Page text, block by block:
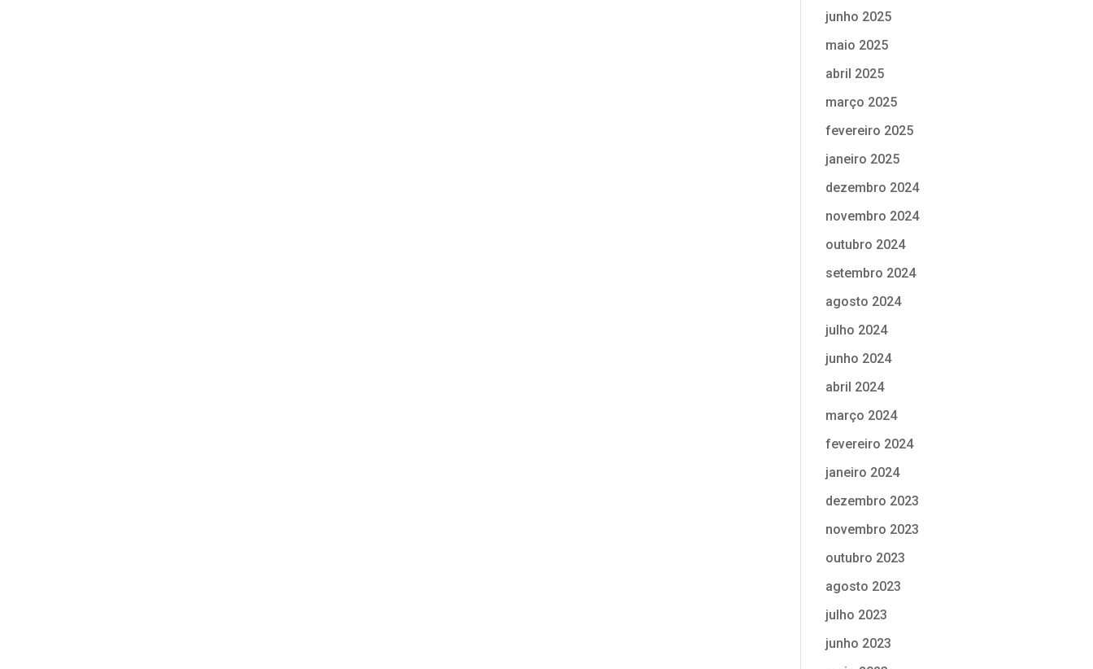
junho 2025
maio 2025
abril 2025
março 2025
fevereiro 2025
janeiro 2025
dezembro 2024
novembro 2024
outubro 2024
setembro 2024
agosto 2024
julho 2024
junho 2024
abril 2024
março 2024
fevereiro 2024
janeiro 2024
dezembro 2023
novembro 2023
outubro 2023
agosto 2023
julho 2023
junho 2023